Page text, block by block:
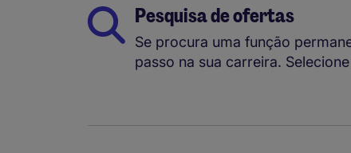
Pesquisa de ofertas
Se procura uma função
passo na sua carreira.